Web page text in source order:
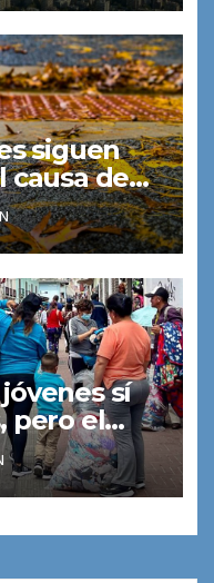
siguen
causa de
sí
pero el
lo